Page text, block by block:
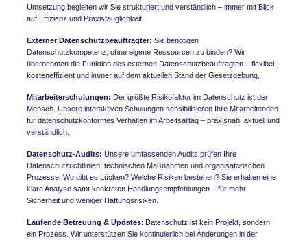
Umsetzung begleiten wir Sie strukturiert und verständlich – immer mit Blick
auf Effizienz und Praxistauglichkeit.
Externer Datenschutzbeauftragter: Sie benötigen
Datenschutzkompetenz, ohne eigene Ressourcen zu binden? Wir
übernehmen die Funktion des externen Datenschutzbeauftragten – flexibel,
kosteneffizient und immer auf dem aktuellen Stand der Gesetzgebung.
Mitarbeiterschulungen: Der größte Risikofaktor im Datenschutz ist der
Mensch. Unsere interaktiven Schulungen sensibilisieren Ihre Mitarbeitenden
für datenschutzkonformes Verhalten im Arbeitsalltag – praxisnah, aktuell und
verständlich.
Datenschutz-Audits: Unsere umfassenden Audits prüfen Ihre
Datenschutzrichtlinien, technischen Maßnahmen und organisatorischen
Prozesse. Wo gibt es Lücken? Welche Risiken bestehen? Sie erhalten eine
klare Analyse samt konkreten Handlungsempfehlungen – für mehr
Sicherheit und weniger Haftungsrisiken.
Laufende Betreuung & Updates: Datenschutz ist kein Projekt, sondern
ein Prozess. Wir unterstützen Sie kontinuierlich bei Änderungen in der